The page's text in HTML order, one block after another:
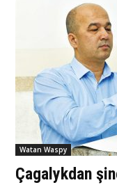
Watan Waspy
Çagalykdan